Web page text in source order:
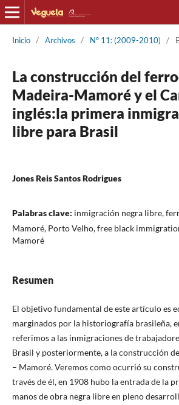
Inicio / Archivos / Nº 11: (2009-2010) /
La construcción del
Madeira-Mamoré y el
inglés:la primera
libre para Brasil
Jones Reis Santos Rodrigues
Palabras clave: inmigración negra libre,
Mamoré, Porto Velho, free black
Mamoré
Resumen
El objetivo fundamental de este artícu­lo es
marginados por la historiografía brasileña,
referimos a las inmigraciones de
Brasil y posteriormente, a la construcción
– Mamo­ré. Veremos como ocurrió su
través de él, en 1908 hubo la entrada de la
manos de obra negra libre en pleno